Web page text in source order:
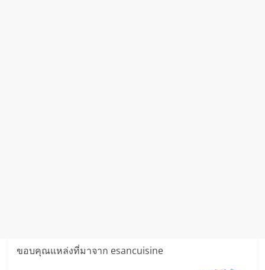
ขอบคุณแหล่งที่มาจาก esancuisine